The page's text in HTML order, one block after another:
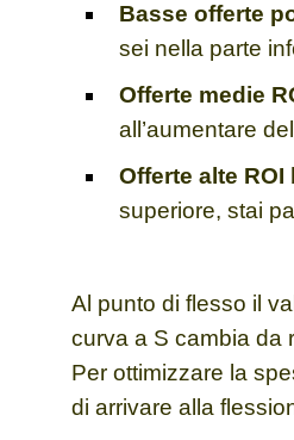
Basse offerte
sei nella parte
Offerte medie
all’aumentare
Offerte alte ROI
superiore, stai
Al punto di flesso il
curva a S cambia da
Per ottimizzare la
di arrivare alla